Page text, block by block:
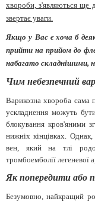
хвороби, з'являються ще
звертає уваги.
Якщо у Вас є хоча б
прийти на прийом до
набагато складнішими,
Чим небезпечний
Варикозна хвороба сама
ускладнення можуть
блокування кров'яними
нижніх кінцівках.
вен, який на тлі
тромбоемболії легеневої
Як попередити або
Безумовно, найкращий